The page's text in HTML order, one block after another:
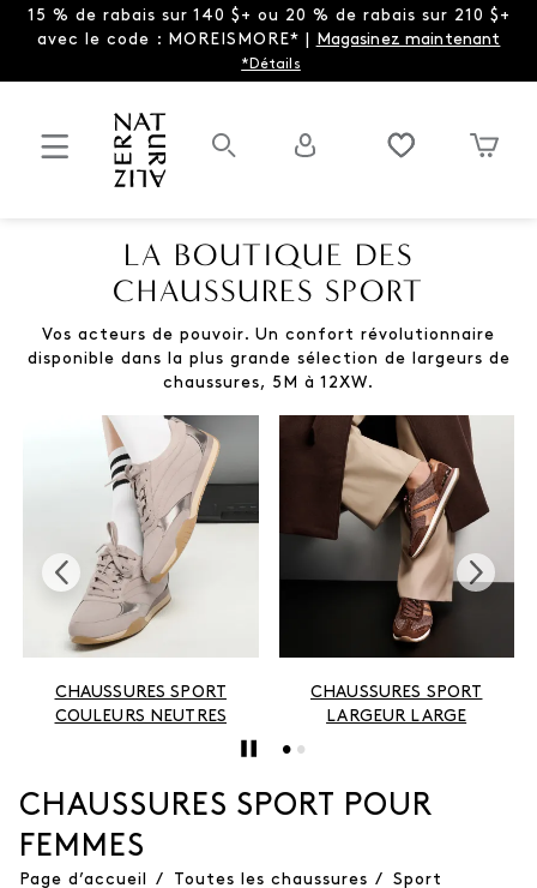
15 % de rabais sur 140 $+ ou 20 % de rabais sur 210 $+
avec le code : MOREISMORE* | Magasinez maintenant
*Détails
LA BOUTIQUE DES
CHAUSSURES SPORT
Vos acteurs de pouvoir. Un confort révolutionnaire
disponible dans la plus grande sélection de largeurs de
chaussures, 5M à 12XW.
CHAUSSURES SPORT
COULEURS NEUTRES
CHAUSSURES SPORT
LARGEUR LARGE
CHAUSSURES SPORT POUR
FEMMES
Page d’accueil / Toutes les chaussures / Sport